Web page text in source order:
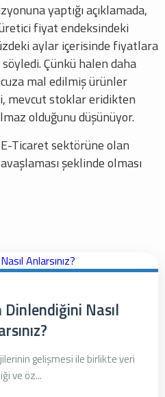
yaptığı açıklamada,
fiyat endeksindeki
aylar içerisinde fiyatlara
Çünkü halen daha
mal edilmiş ürünler
mevcut stoklar eridikten
olduğunu düşünüyor.
Ticaret sektörüne olan
şeklinde olması
Nasıl
gelişmesi ile birlikte veri
ve öz...